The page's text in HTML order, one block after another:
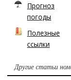
Прогноз
погоды
Полезные
ссылки
Другие статьи